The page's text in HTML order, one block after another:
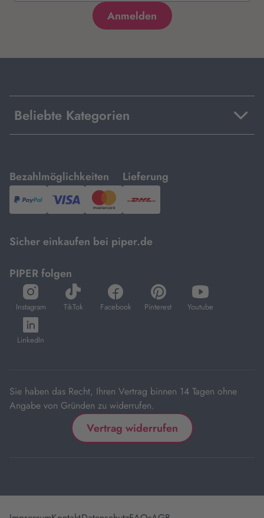
Beliebte Kategorien
Bezahlmöglichkeiten
mit
PayPal,Visa
und
Lieferung
mit
DHL.
Sicher einkaufen bei piper.de
PIPER folgen
Instagram
öffnet
in
neuem
Tab
TikTok
öffnet
in
Facebook
öffnet
in
Pinterest
öffnet
in
Youtube
öffnet
in
LinkedIn
öffnet
in
Sie haben das Recht, Ihren Vertrag binnen 14 Tagen ohne
Angabe von Gründen zu widerrufen.
Vertrag widerrufen